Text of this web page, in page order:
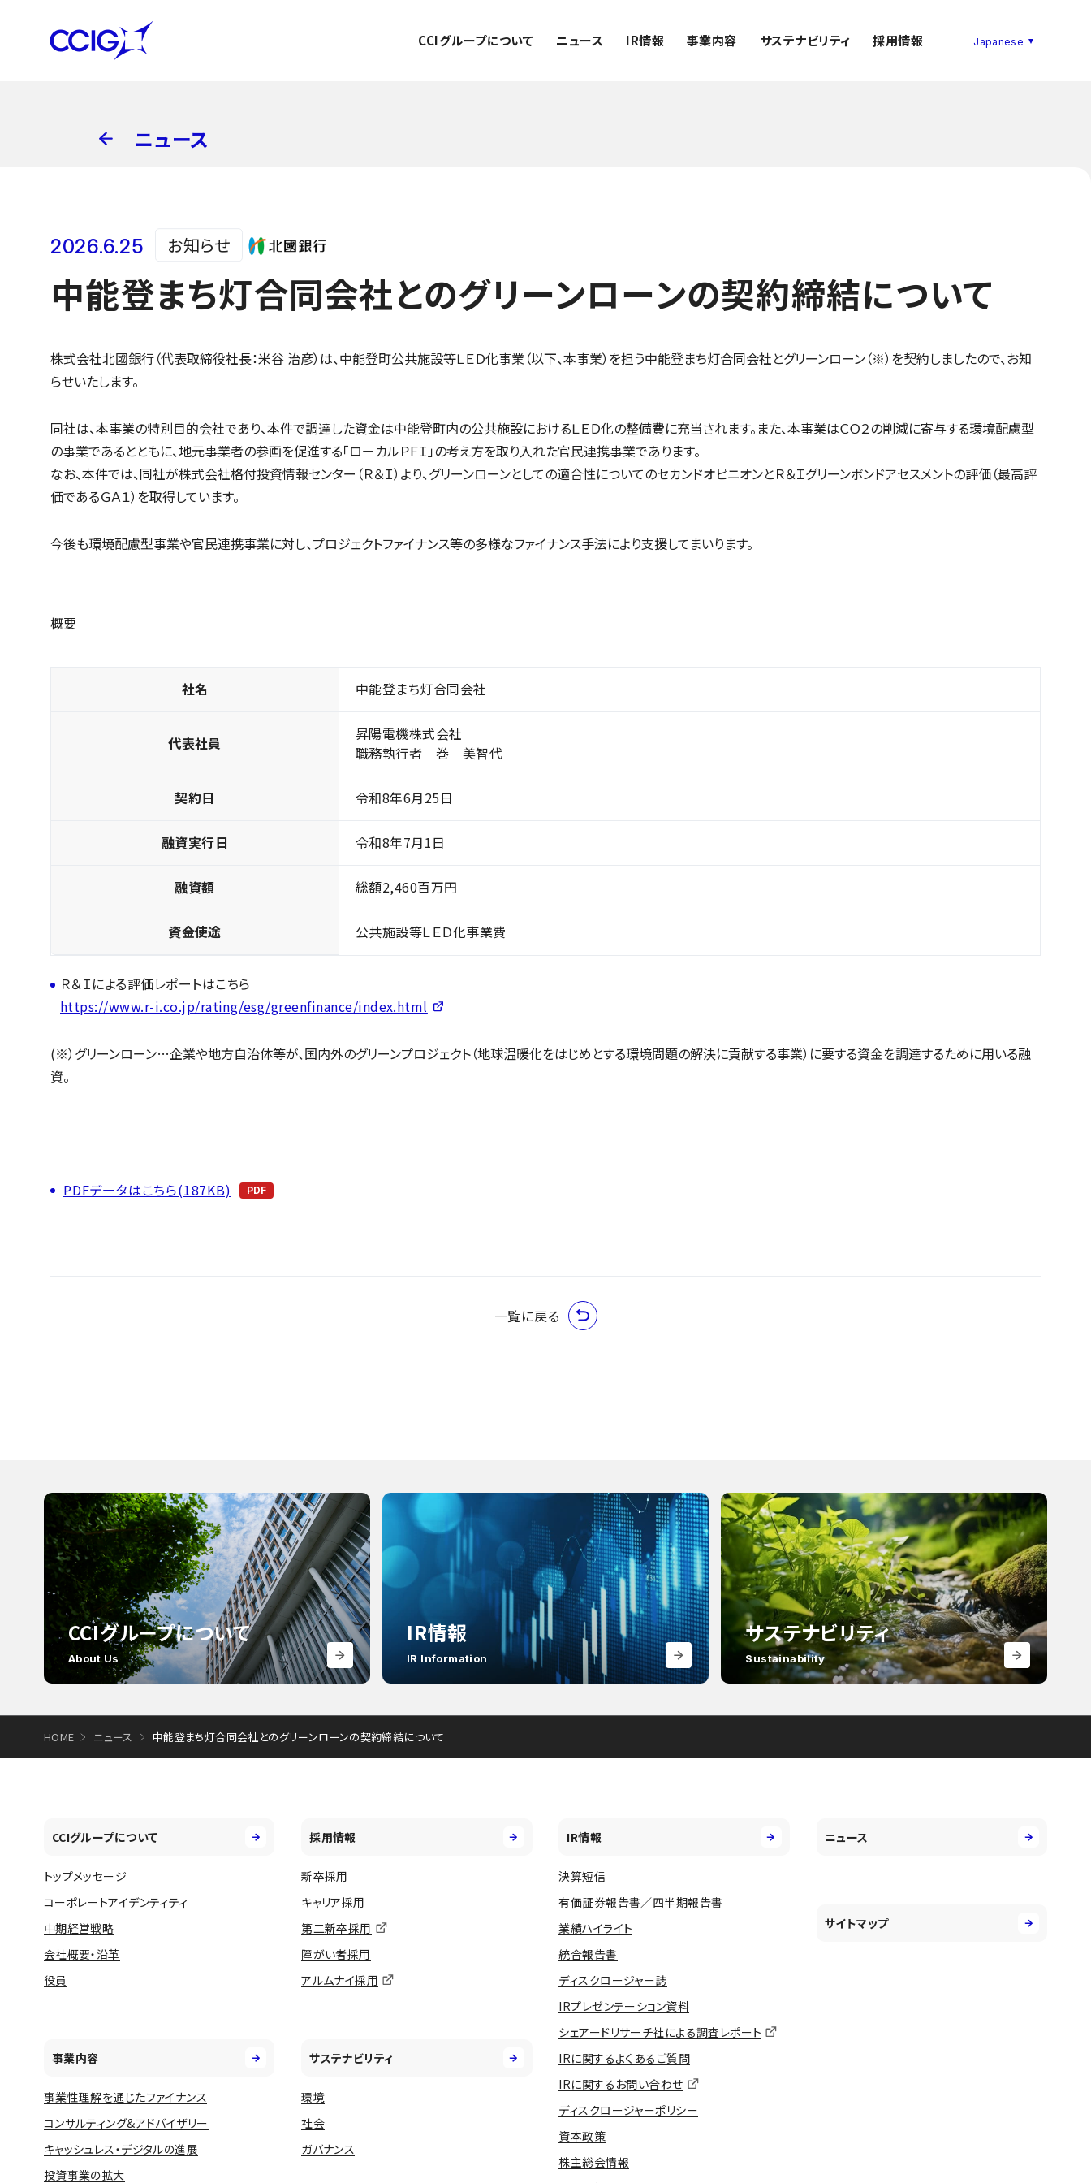
CCIグループについて ニュース IR情報 事業内容 サステナビリティ 採用情報
ニュース
2026.6.25 お知らせ
中能登まち灯合同会社とのグリーンローンの契約締結について
株式会社北國銀行（代表取締役社長：米谷 治彦）は、中能登町公共施設等ＬＥＤ化事業（以下、本事業）を担う中能登まち灯合同会社とグリーンローン（※）を契約しましたので、お知
らせいたします。
同社は、本事業の特別目的会社であり、本件で調達した資金は中能登町内の公共施設におけるＬＥＤ化の整備費に充当されます。また、本事業はＣＯ２の削減に寄与する環境配慮型
の事業であるとともに、地元事業者の参画を促進する「ローカルＰＦＩ」の考え方を取り入れた官民連携事業であります。
なお、本件では、同社が株式会社格付投資情報センター（Ｒ＆Ｉ）より、グリーンローンとしての適合性についてのセカンドオピニオンとＲ＆Ｉグリーンボンドアセスメントの評価（最高評
価であるＧＡ１）を取得しています。
今後も環境配慮型事業や官民連携事業に対し、プロジェクトファイナンス等の多様なファイナンス手法により支援してまいります。
概要
社名 中能登まち灯合同会社
代表社員
昇陽電機株式会社
職務執行者 巻 美智代
契約日 令和8年6月25日
融資実行日 令和8年7月1日
融資額 総額2,460百万円
資金使途 公共施設等ＬＥＤ化事業費
Ｒ＆Ｉによる評価レポートはこちら
https://www.r-i.co.jp/rating/esg/greenfinance/index.html
(※）グリーンローン…企業や地方自治体等が、国内外のグリーンプロジェクト（地球温暖化をはじめとする環境問題の解決に貢献する事業）に要する資金を調達するために用いる融
資。
PDFデータはこちら(187KB)
一覧に戻る
CCIグループについて
About Us
IR情報
IR Information
サステナビリティ
Sustainability
HOME ニュース 中能登まち灯合同会社とのグリーンローンの契約締結について
CCIグループについて
トップメッセージ
コーポレートアイデンティティ
中期経営戦略
会社概要・沿革
役員
事業内容
事業性理解を通じたファイナンス
コンサルティング&アドバイザリー
キャッシュレス・デジタルの進展
投資事業の拡大
採用情報
新卒採用
キャリア採用
第二新卒採用
障がい者採用
アルムナイ採用
サステナビリティ
環境
社会
ガバナンス
IR情報
決算短信
有価証券報告書／四半期報告書
業績ハイライト
統合報告書
ディスクロージャー誌
IRプレゼンテーション資料
シェアードリサーチ社による調査レポート
IRに関するよくあるご質問
IRに関するお問い合わせ
ディスクロージャーポリシー
資本政策
株主総会情報
ニュース
サイトマップ